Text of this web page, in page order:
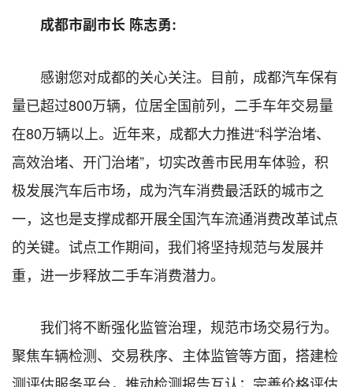
成都市副市长 陈志勇:
感谢您对成都的关心关注。目前，成都汽车保有
量已超过800万辆，位居全国前列，二手车年交易量
在80万辆以上。近年来，成都大力推进“科学治堵、
高效治堵、开门治堵”，切实改善市民用车体验，积
极发展汽车后市场，成为汽车消费最活跃的城市之
一，这也是支撑成都开展全国汽车流通消费改革试点
的关键。试点工作期间，我们将坚持规范与发展并
重，进一步释放二手车消费潜力。
我们将不断强化监管治理，规范市场交易行为。
聚焦车辆检测、交易秩序、主体监管等方面，搭建检
测评估服务平台，推动检测报告互认；完善价格评估